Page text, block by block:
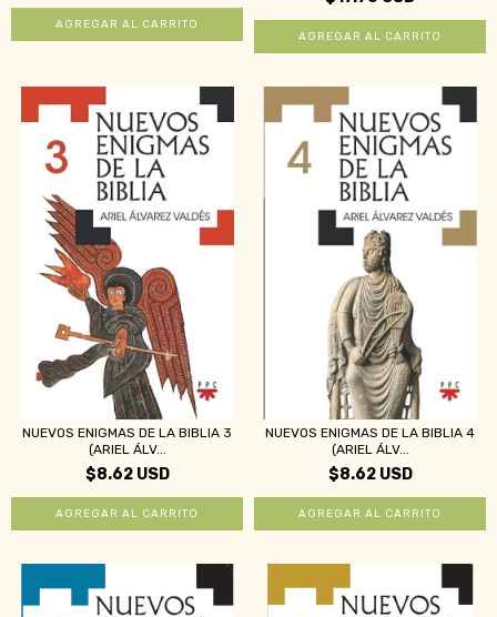
NUEVOS ENIGMAS DE LA BIBLIA 3
(ARIEL ÁLV...
$8.62 USD
NUEVOS ENIGMAS DE LA BIBLIA 4
(ARIEL ÁLV...
$8.62 USD